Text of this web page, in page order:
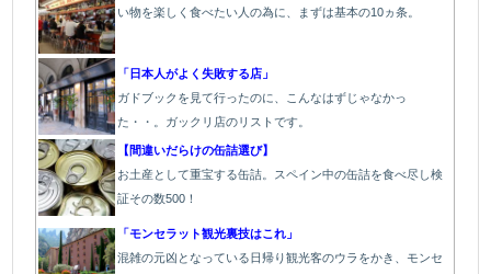
い物を楽しく食べたい人の為に、まずは基本の10ヵ条。
「日本人がよく失敗する店」
ガドブックを見て行ったのに、こんなはずじゃなかっ
た・・。ガックリ店のリストです。
【間違いだらけの缶詰選び】
お土産として重宝する缶詰。スペイン中の缶詰を食べ尽し検
証その数500！
「モンセラット観光裏技はこれ」
混雑の元凶となっている日帰り観光客のウラをかき、モンセ